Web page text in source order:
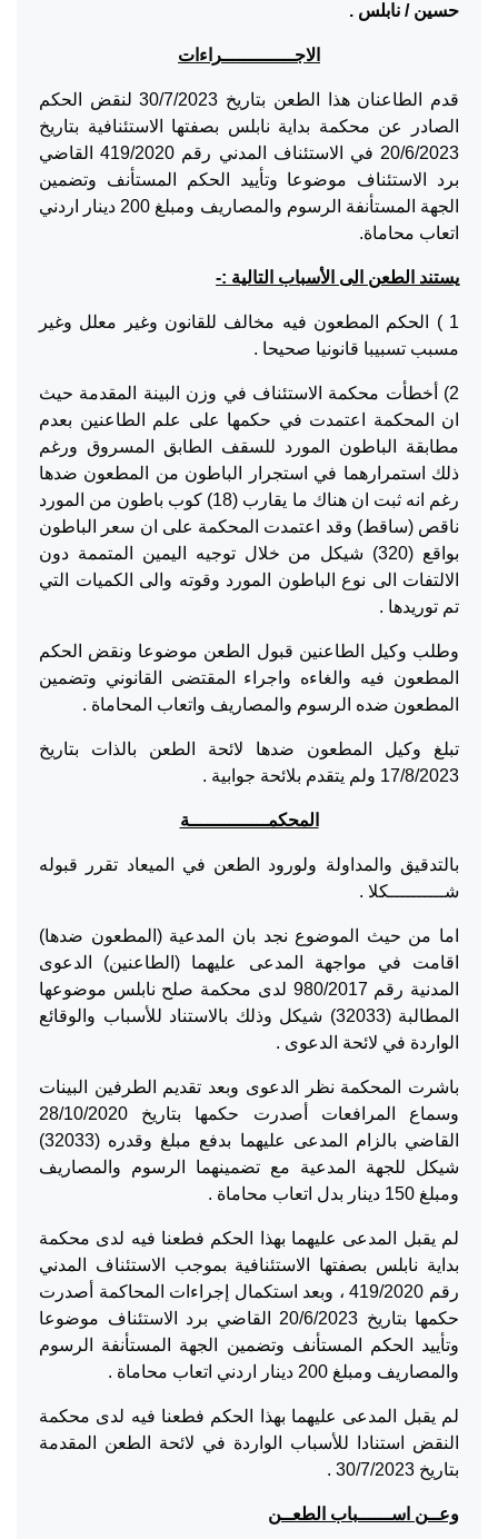
حسين / نابلس .
الاجـــــــــــــراءات
قدم الطاعنان هذا الطعن بتاريخ 30/7/2023 لنقض الحكم
الصادر عن محكمة بداية نابلس بصفتها الاستئنافية بتاريخ
20/6/2023 في الاستئناف المدني رقم 419/2020 القاضي
برد الاستئناف موضوعا وتأييد الحكم المستأنف وتضمين
الجهة المستأنفة الرسوم والمصاريف ومبلغ 200 دينار اردني
اتعاب محاماة.
يستند الطعن الى الأسباب التالية :-
1 ) الحكم المطعون فيه مخالف للقانون وغير معلل وغير
مسبب تسبيبا قانونيا صحيحا .
2) أخطأت محكمة الاستئناف في وزن البينة المقدمة حيث
ان المحكمة اعتمدت في حكمها على علم الطاعنين بعدم
مطابقة الباطون المورد للسقف الطابق المسروق ورغم
ذلك استمرارهما في استجرار الباطون من المطعون ضدها
رغم انه ثبت ان هناك ما يقارب (18) كوب باطون من المورد
ناقص (ساقط) وقد اعتمدت المحكمة على ان سعر الباطون
بواقع (320) شيكل من خلال توجيه اليمين المتممة دون
الالتفات الى نوع الباطون المورد وقوته والى الكميات التي
تم توريدها .
وطلب وكيل الطاعنين قبول الطعن موضوعا ونقض الحكم
المطعون فيه والغاءه واجراء المقتضى القانوني وتضمين
المطعون ضده الرسوم والمصاريف واتعاب المحاماة .
تبلغ وكيل المطعون ضدها لائحة الطعن بالذات بتاريخ
17/8/2023 ولم يتقدم بلائحة جوابية .
المحكمــــــــــــــة
بالتدقيق والمداولة ولورود الطعن في الميعاد تقرر قبوله
شــــــــــكلا .
اما من حيث الموضوع نجد بان المدعية (المطعون ضدها)
اقامت في مواجهة المدعى عليهما (الطاعنين) الدعوى
المدنية رقم 980/2017 لدى محكمة صلح نابلس موضوعها
المطالبة (32033) شيكل وذلك بالاستناد للأسباب والوقائع
الواردة في لائحة الدعوى .
باشرت المحكمة نظر الدعوى وبعد تقديم الطرفين البينات
وسماع المرافعات أصدرت حكمها بتاريخ 28/10/2020
القاضي بالزام المدعى عليهما بدفع مبلغ وقدره (32033)
شيكل للجهة المدعية مع تضمينهما الرسوم والمصاريف
ومبلغ 150 دينار بدل اتعاب محاماة .
لم يقبل المدعى عليهما بهذا الحكم فطعنا فيه لدى محكمة
بداية نابلس بصفتها الاستئنافية بموجب الاستئناف المدني
رقم 419/2020 ، وبعد استكمال إجراءات المحاكمة أصدرت
حكمها بتاريخ 20/6/2023 القاضي برد الاستئناف موضوعا
وتأييد الحكم المستأنف وتضمين الجهة المستأنفة الرسوم
والمصاريف ومبلغ 200 دينار اردني اتعاب محاماة .
لم يقبل المدعى عليهما بهذا الحكم فطعنا فيه لدى محكمة
النقض استنادا للأسباب الواردة في لائحة الطعن المقدمة
بتاريخ 30/7/2023 .
وعــن اســــــباب الطعــن